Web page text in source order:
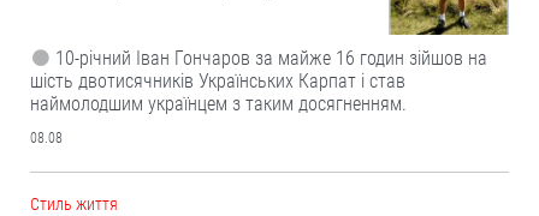
10-річний Іван Гончаров за майже 16 годин зійшов на
шість двотисячників Українських Карпат і став
наймолодшим українцем з таким досягненням.
08.08
Cтиль життя